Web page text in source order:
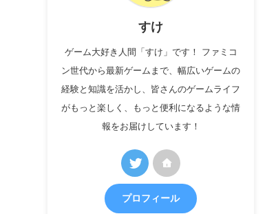
すけ
ゲーム大好き人間「すけ」です！ ファミコ
ン世代から最新ゲームまで、幅広いゲームの
経験と知識を活かし、皆さんのゲームライフ
がもっと楽しく、もっと便利になるような情
報をお届けしています！
プロフィール